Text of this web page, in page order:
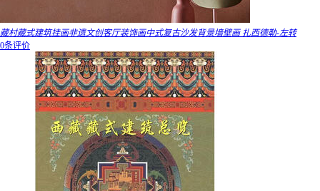
藏村藏式建筑挂画非遗文创客厅装饰画中式复古沙发背景墙壁画 扎西德勒-左转
0条评价